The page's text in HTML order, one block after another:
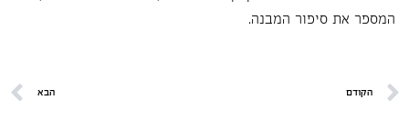
המספר את סיפור המבנה.
הקודם הבא